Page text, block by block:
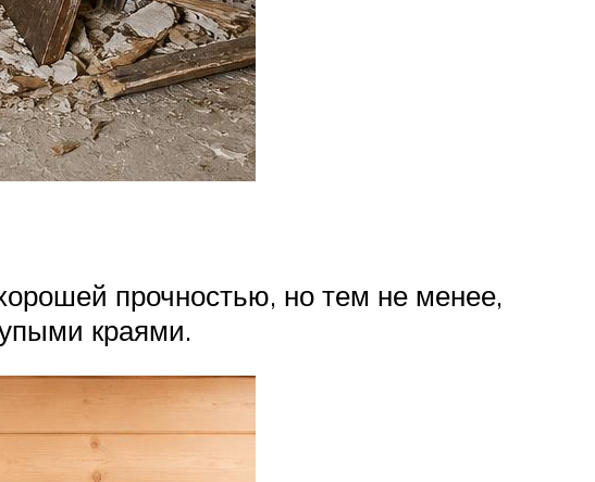
прочностью, но тем не менее,
краями.